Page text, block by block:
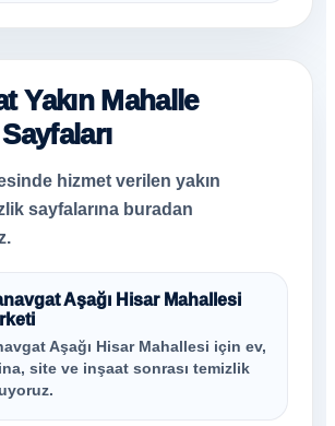
Yakın Mahalle
hizmet verilen yakın
sayfalarına buradan
Aşağı Hisar Mahallesi
Aşağı Hisar Mahallesi için ev,
site ve inşaat sonrası temizlik